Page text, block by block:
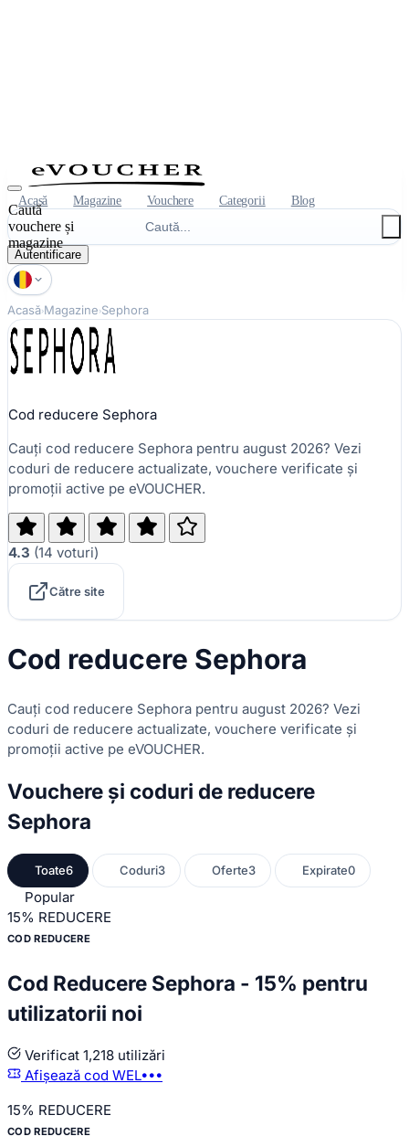
Acasă Magazine Vouchere Categorii Blog
Caută
vouchere și
magazine
Autentificare
Acasă Magazine Sephora
Cod reducere Sephora
Cauți cod reducere Sephora pentru august 2026? Vezi
coduri de reducere actualizate, vouchere verificate și
promoții active pe eVOUCHER.
4.3 (14 voturi)
Către site
Cod reducere Sephora
Cauți cod reducere Sephora pentru august 2026? Vezi
coduri de reducere actualizate, vouchere verificate și
promoții active pe eVOUCHER.
Vouchere și coduri de reducere
Sephora
Toate6 Coduri3 Oferte3 Expirate0
Popular
15% REDUCERE
COD REDUCERE
Cod Reducere Sephora - 15% pentru
utilizatorii noi
Verificat 1,218 utilizări
Afișează cod WEL•••
15% REDUCERE
COD REDUCERE